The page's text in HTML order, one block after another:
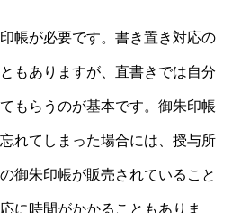
帳が必要です。書き置き対応の
もありますが、直書きでは自分
もらうのが基本です。御朱印帳
れてしまった場合には、授与所
御朱印帳が販売されていること
に時間がかかることもありま